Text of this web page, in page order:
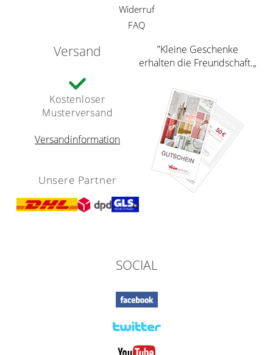
Widerruf
FAQ
Versand
Kostenloser
Musterversand
Versandinformation
Unsere Partner
”Kleine Geschenke
erhalten die Freundschaft.„
SOCIAL